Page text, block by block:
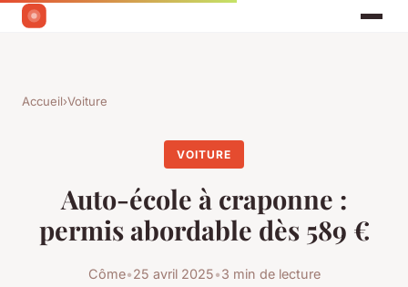
Accueil›Voiture
VOITURE
Auto-école à craponne :
permis abordable dès 589 €
Côme•25 avril 2025•3 min de lecture